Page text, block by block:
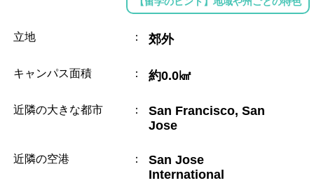
立地 ： 郊外
キャンパス面積 ： 約0.0㎢
近隣の大きな都市 ：
San Francisco, San
Jose
近隣の空港 ：
San Jose
International